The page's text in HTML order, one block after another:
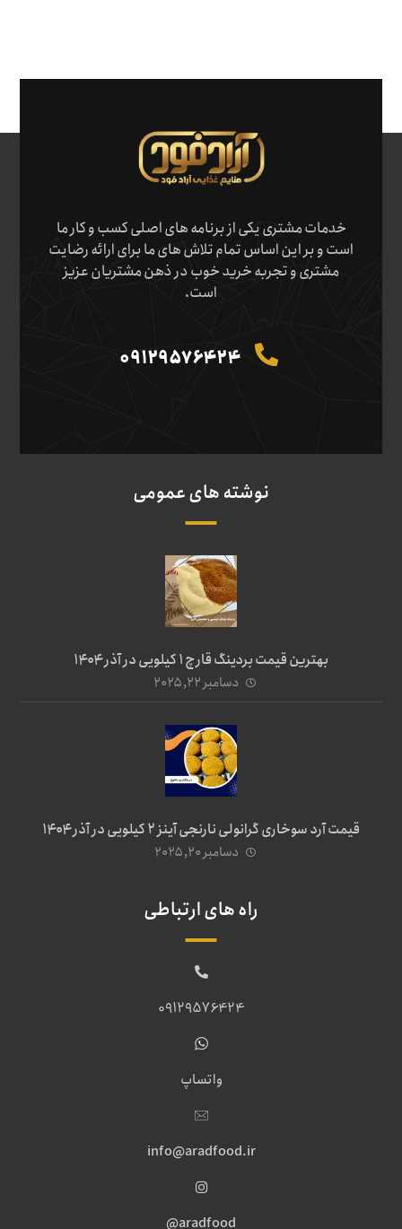
خدمات مشتری یکی از برنامه های اصلی کسب و کار ما
است و بر این اساس تمام تلاش های ما برای ارائه رضایت
مشتری و تجربه خرید خوب در ذهن مشتریان عزیز
است.
09129576424
نوشته های عمومی
بهترین قیمت بردینگ قارچ 1 کیلویی در آذر ۱۴۰۴
دسامبر ۲۲, ۲۰۲۵
قیمت آرد سوخاری گرانولی نارنجی آینز ۲ کیلویی در آذر ۱۴۰۴
دسامبر ۲۰, ۲۰۲۵
راه های ارتباطی
09129576424
واتساپ
info@aradfood.ir
aradfood@